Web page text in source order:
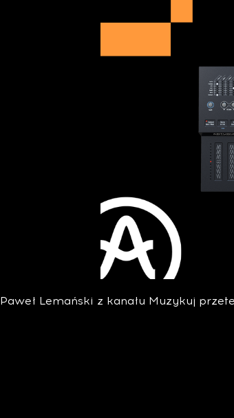
Paweł Lemański z kanału Muzykuj